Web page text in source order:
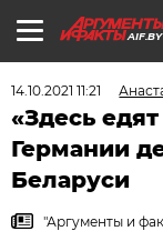
AIF.BY
14.10.2021 11:21
«Здесь
Германии
Беларуси
"Аргументы и